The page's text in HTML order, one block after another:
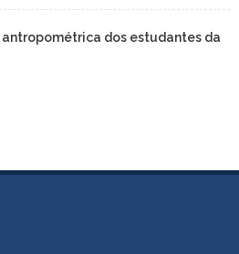
antropométrica dos estudantes da